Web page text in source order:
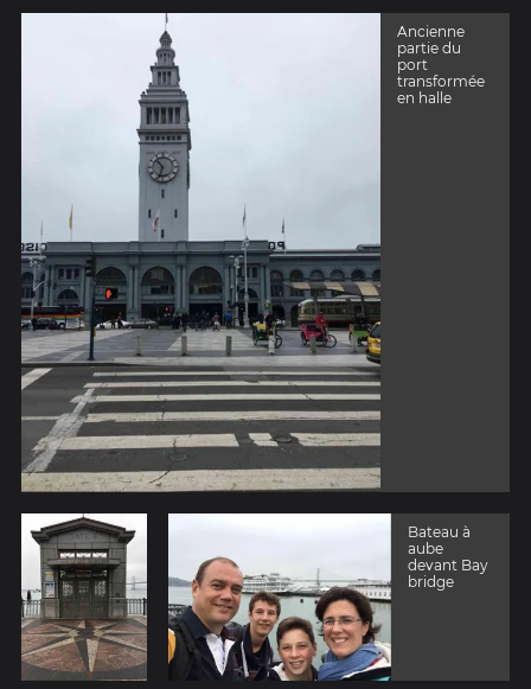
Ancienne
partie du
port
transformée
en halle
Bateau à
aube
devant Bay
bridge